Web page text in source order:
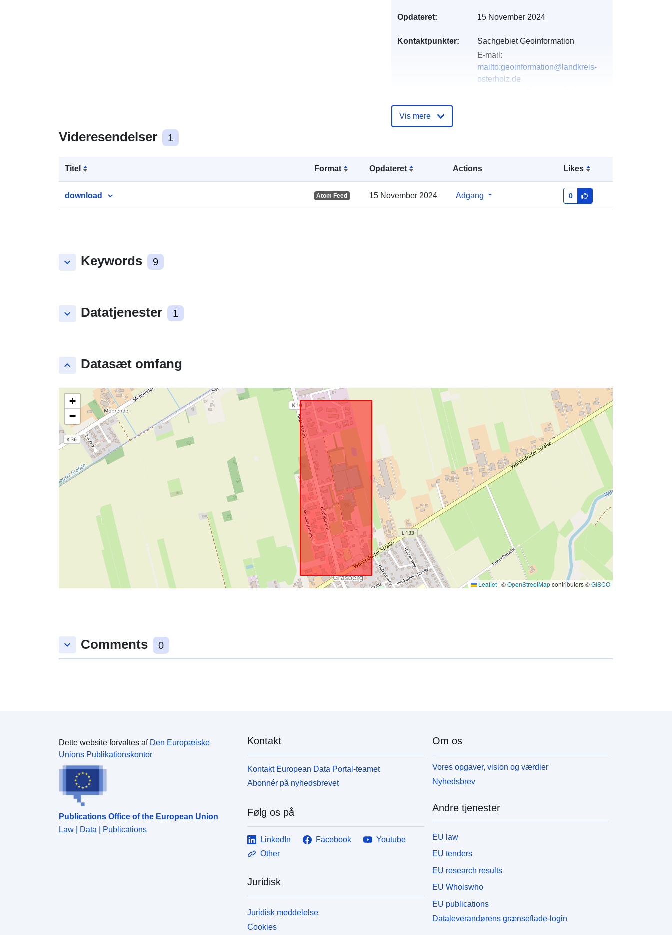
Videresendelser 1
Titel Format Opdateret Actions Likes
download Atom Feed 15 November 2024 Adgang 0
keyboard_arrow_down Keywords 9
keyboard_arrow_down Datatjenester 1
keyboard_arrow_up Datasæt omfang
+
−
Leaflet | ©OpenStreetMapcontributors ©GISCO
Opdateret: 15 November 2024
Kontaktpunkter:
Sachgebiet Geoinformation
E-mail:
mailto:geoinformation@landkreis-
osterholz.de
Fortegnelse over
kataloger:
Tilføjet til data.europa.eu: 21
February 2026
http://data.europa.eu/eli/reg/2009/97
http://data.europa.eu/88u/dataset/30
3e73f8-a849-4cd6-9d8e-
e758a9650299
Vis mere
keyboard_arrow_down Comments 0
Dette website forvaltes af Den Europæiske
Unions Publikationskontor
Publications Office of the European Union
Law | Data | Publications
Kontakt
Kontakt European Data Portal-teamet
Abonnér på nyhedsbrevet
Følg os på
LinkedIn Facebook
Youtube
Other
Juridisk
Juridisk meddelelse
Cookies
Om os
Vores opgaver, vision og værdier
Nyhedsbrev
Andre tjenester
EU law
EU tenders
EU research results
EU Whoiswho
EU publications
Dataleverandørens grænseflade-login